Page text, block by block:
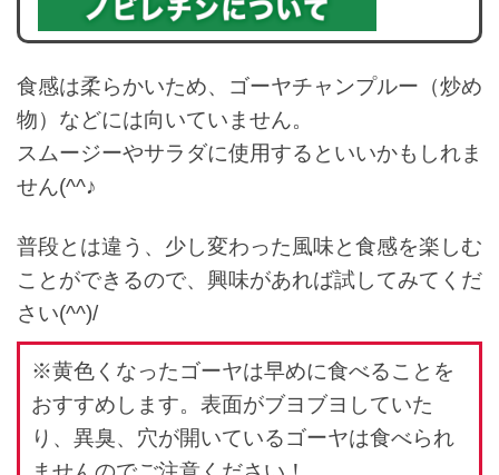
食感は柔らかいため、ゴーヤチャンプルー（炒め
物）などには向いていません。
スムージーやサラダに使用するといいかもしれま
せん(^^♪
普段とは違う、少し変わった風味と食感を楽しむ
ことができるので、興味があれば試してみてくだ
さい(^^)/
※黄色くなったゴーヤは早めに食べることを
おすすめします。表面がブヨブヨしていた
り、異臭、穴が開いているゴーヤは食べられ